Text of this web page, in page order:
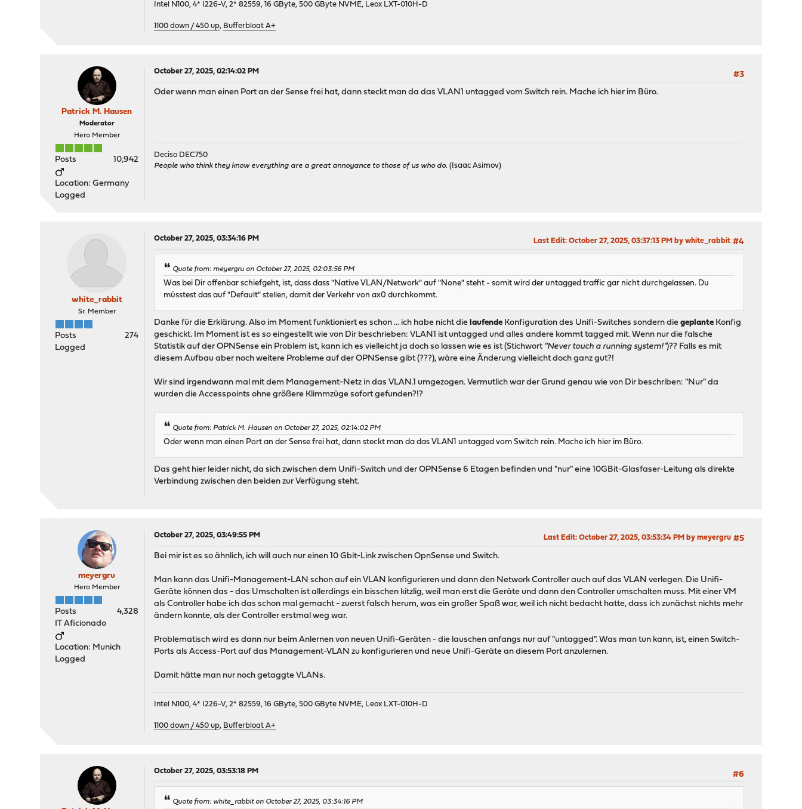
Intel N100, 4* I226-V, 2* 82559, 16 GByte, 500 GByte NVME, Leox LXT-010H-D
1100 down / 450 up, Bufferbloat A+
Patrick M. Hausen
Moderator
Hero Member
Posts 10,942
Location: Germany
Logged
October 27, 2025, 02:14:02 PM
#3
Oder wenn man einen Port an der Sense frei hat, dann steckt man da das VLAN1 untagged vom Switch rein. Mache ich hier im Büro.
Deciso DEC750
People who think they know everything are a great annoyance to those of us who do. (Isaac Asimov)
white_rabbit
Sr. Member
Posts
274
Logged
October 27, 2025, 03:34:16 PM #4
Last Edit: October 27, 2025, 03:37:13 PM by white_rabbit
Quote from: meyergru on October 27, 2025, 02:03:56 PM
Was bei Dir offenbar schiefgeht, ist, dass dass "Native VLAN/Network" auf "None" steht - somit wird der untagged traffic gar nicht durchgelassen. Du
müsstest das auf "Default" stellen, damit der Verkehr von ax0 durchkommt.
Danke für die Erklärung. Also im Moment funktioniert es schon ... ich habe nicht dielaufende Konfiguration des Unifi-Switches sondern diegeplante Konfig
geschickt. Im Moment ist es so eingestellt wie von Dir beschrieben: VLAN1 ist untagged und alles andere kommt tagged mit. Wenn nur die falsche
Statistik auf der OPNSense ein Problem ist, kann ich es vielleicht ja doch so lassen wie es ist (Stichwort "Never touch a running system!")?? Falls es mit
diesem Aufbau aber noch weitere Probleme auf der OPNSense gibt (???), wäre eine Änderung vielleicht doch ganz gut?!
Wir sind irgendwann mal mit dem Management-Netz in das VLAN.1 umgezogen. Vermutlich war der Grund genau wie von Dir beschriben: "Nur" da
wurden die Accesspoints ohne größere Klimmzüge sofort gefunden?!?
Quote from: Patrick M. Hausen on October 27, 2025, 02:14:02 PM
Oder wenn man einen Port an der Sense frei hat, dann steckt man da das VLAN1 untagged vom Switch rein. Mache ich hier im Büro.
Das geht hier leider nicht, da sich zwischen dem Unifi-Switch und der OPNSense 6 Etagen befinden und "nur" eine 10GBit-Glasfaser-Leitung als direkte
Verbindung zwischen den beiden zur Verfügung steht.
meyergru
Hero Member
Posts
4,328
IT Aficionado
Location: Munich
Logged
October 27, 2025, 03:49:55 PM #5
Last Edit: October 27, 2025, 03:53:34 PM by meyergru
Bei mir ist es so ähnlich, ich will auch nur einen 10 Gbit-Link zwischen OpnSense und Switch.
Man kann das Unifi-Management-LAN schon auf ein VLAN konfigurieren und dann den Network Controller auch auf das VLAN verlegen. Die Unifi-
Geräte können das - das Umschalten ist allerdings ein bisschen kitzlig, weil man erst die Geräte und dann den Controller umschalten muss. Mit einer VM
als Controller habe ich das schon mal gemacht - zuerst falsch herum, was ein großer Spaß war, weil ich nicht bedacht hatte, dass ich zunächst nichts mehr
ändern konnte, als der Controller erstmal weg war.
Problematisch wird es dann nur beim Anlernen von neuen Unifi-Geräten - die lauschen anfangs nur auf "untagged". Was man tun kann, ist, einen Switch-
Ports als Access-Port auf das Management-VLAN zu konfigurieren und neue Unifi-Geräte an diesem Port anzulernen.
Damit hätte man nur noch getaggte VLANs.
Intel N100, 4* I226-V, 2* 82559, 16 GByte, 500 GByte NVME, Leox LXT-010H-D
1100 down / 450 up, Bufferbloat A+
October 27, 2025, 03:53:18 PM #6
Quote from: white_rabbit on October 27, 2025, 03:34:16 PM